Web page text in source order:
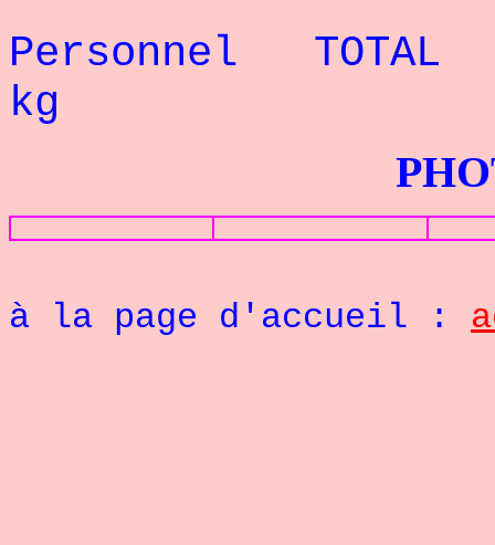
Personnel
kg
PHOTOS
à la page d'accueil :